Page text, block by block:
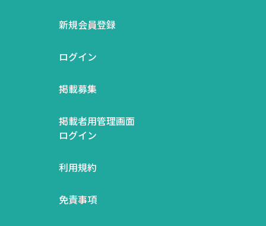
新規会員登録
ログイン
掲載募集
掲載者用管理画面
ログイン
利用規約
免責事項